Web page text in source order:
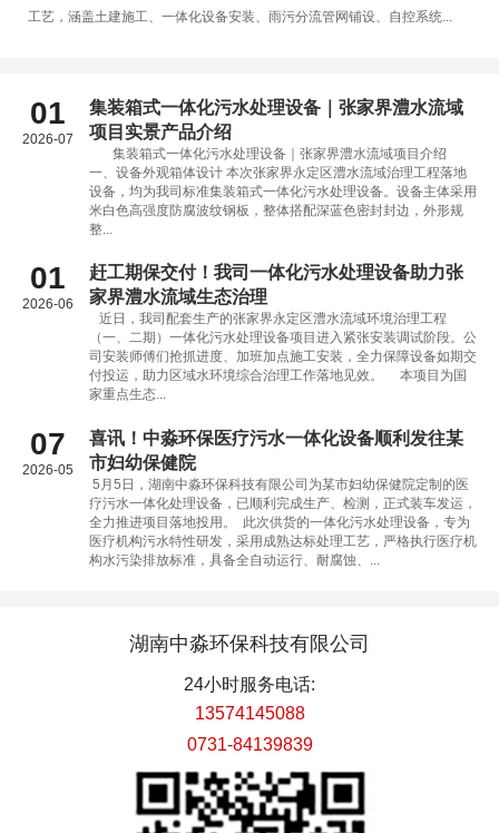
工艺，涵盖土建施工、一体化设备安装、雨污分流管网铺设、自控系统...
01
2026-07
集装箱式一体化污水处理设备｜张家界澧水流域
项目实景产品介绍
集装箱式一体化污水处理设备｜张家界澧水流域项目介绍
一、设备外观箱体设计 本次张家界永定区澧水流域治理工程落地
设备，均为我司标准集装箱式一体化污水处理设备。设备主体采用
米白色高强度防腐波纹钢板，整体搭配深蓝色密封封边，外形规
整...
01
2026-06
赶工期保交付！我司一体化污水处理设备助力张
家界澧水流域生态治理
近日，我司配套生产的张家界永定区澧水流域环境治理工程
（一、二期）一体化污水处理设备项目进入紧张安装调试阶段。公
司安装师傅们抢抓进度、加班加点施工安装，全力保障设备如期交
付投运，助力区域水环境综合治理工作落地见效。 本项目为国
家重点生态...
07
2026-05
喜讯！中淼环保医疗污水一体化设备顺利发往某
市妇幼保健院
5月5日，湖南中淼环保科技有限公司为某市妇幼保健院定制的医
疗污水一体化处理设备，已顺利完成生产、检测，正式装车发运，
全力推进项目落地投用。 此次供货的一体化污水处理设备，专为
医疗机构污水特性研发，采用成熟达标处理工艺，严格执行医疗机
构水污染排放标准，具备全自动运行、耐腐蚀、...
湖南中淼环保科技有限公司
24小时服务电话:
13574145088
0731-84139839